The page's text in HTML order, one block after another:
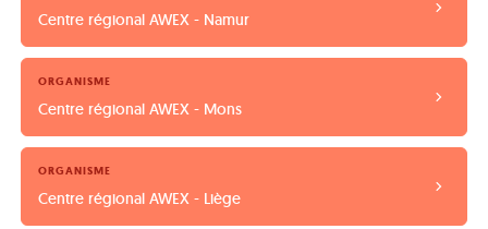
Centre régional AWEX - Namur
ORGANISME
Centre régional AWEX - Mons
ORGANISME
Centre régional AWEX - Liège